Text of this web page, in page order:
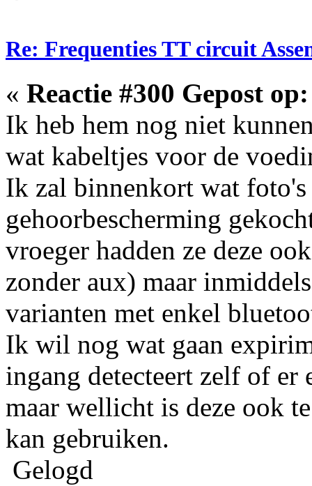
Re: Frequenties TT circuit
« Reactie #300 Gepost op:
Ik heb hem nog niet
wat kabeltjes voor de
Ik zal binnenkort wat
gehoorbescherming
vroeger hadden ze deze
zonder aux) maar
varianten met enkel
Ik wil nog wat gaan
ingang detecteert zelf of er
maar wellicht is deze ook
kan gebruiken.
Gelogd